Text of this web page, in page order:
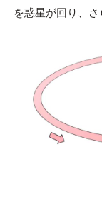
を惑星が回り、